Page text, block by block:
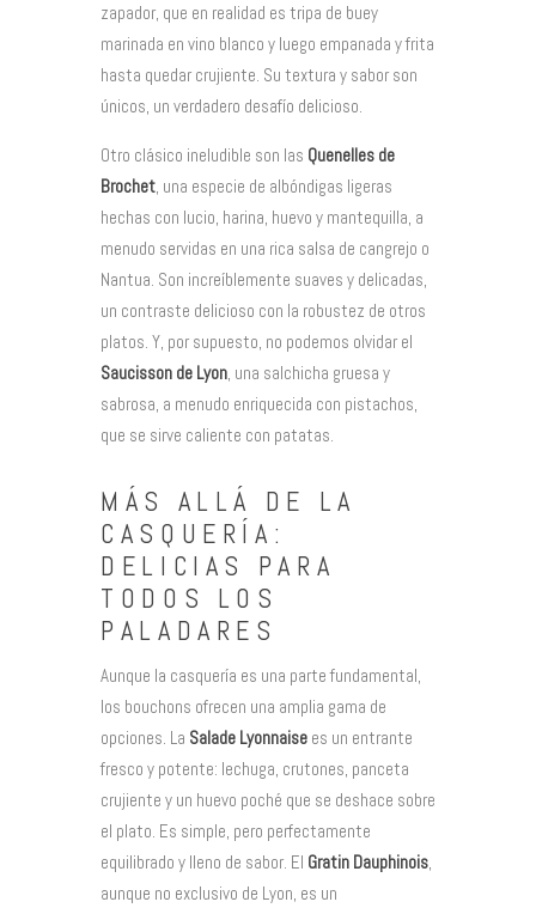
zapador, que en realidad es tripa de buey
marinada en vino blanco y luego empanada y frita
hasta quedar crujiente. Su textura y sabor son
únicos, un verdadero desafío delicioso.
Otro clásico ineludible son las Quenelles de
Brochet, una especie de albóndigas ligeras
hechas con lucio, harina, huevo y mantequilla, a
menudo servidas en una rica salsa de cangrejo o
Nantua. Son increíblemente suaves y delicadas,
un contraste delicioso con la robustez de otros
platos. Y, por supuesto, no podemos olvidar el
Saucisson de Lyon, una salchicha gruesa y
sabrosa, a menudo enriquecida con pistachos,
que se sirve caliente con patatas.
MÁS ALLÁ DE LA
CASQUERÍA:
DELICIAS PARA
TODOS LOS
PALADARES
Aunque la casquería es una parte fundamental,
los bouchons ofrecen una amplia gama de
opciones. La Salade Lyonnaise es un entrante
fresco y potente: lechuga, crutones, panceta
crujiente y un huevo poché que se deshace sobre
el plato. Es simple, pero perfectamente
equilibrado y lleno de sabor. El Gratin Dauphinois
aunque no exclusivo de Lyon, es un